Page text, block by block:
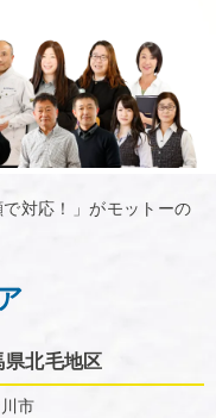
対応！」がモットーの
県北毛地区
川市